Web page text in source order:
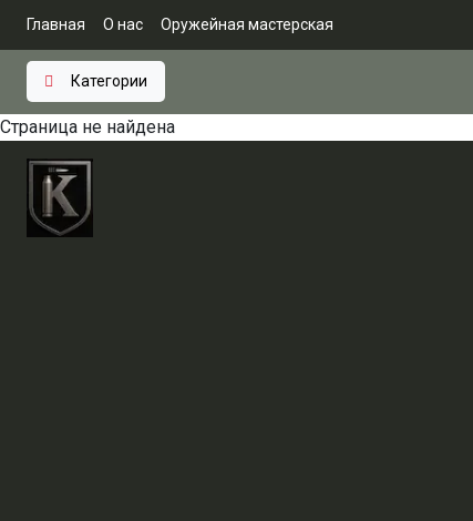
Главная О нас Оружейная мастерская
Категории
Страница не найдена